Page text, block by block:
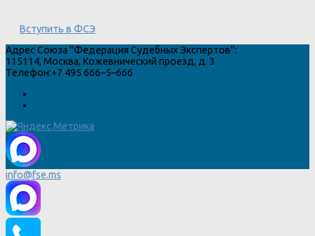
Вступить в ФСЭ
Адрес Союза "Федерация Судебных Экспертов":
115114, Москва, Кожевнический проезд, д. 3
Телефон:+7 495 666–5–666
info@fse.ms